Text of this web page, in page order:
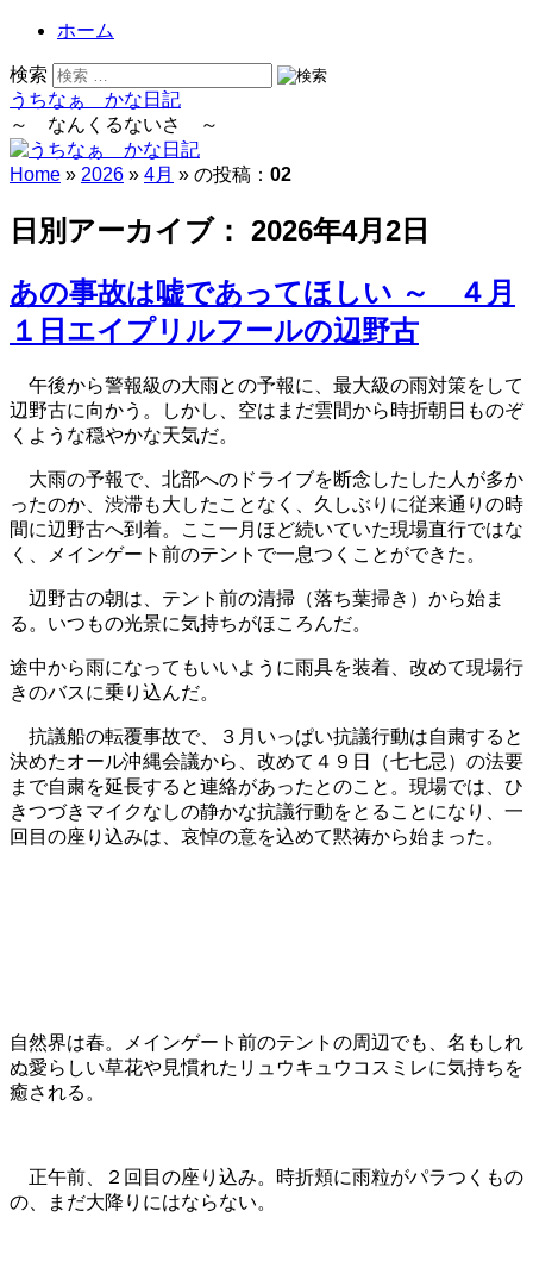
ホーム
検索
うちなぁ かな日記
～ なんくるないさ ～
Home » 2026 » 4月 » の投稿： 02
日別アーカイブ： 2026年4月2日
あの事故は嘘であってほしい ～ ４月
１日エイプリルフールの辺野古
午後から警報級の大雨との予報に、最大級の雨対策をして
辺野古に向かう。しかし、空はまだ雲間から時折朝日ものぞ
くような穏やかな天気だ。
大雨の予報で、北部へのドライブを断念したした人が多か
ったのか、渋滞も大したことなく、久しぶりに従来通りの時
間に辺野古へ到着。ここ一月ほど続いていた現場直行ではな
く、メインゲート前のテントで一息つくことができた。
辺野古の朝は、テント前の清掃（落ち葉掃き）から始ま
る。いつもの光景に気持ちがほころんだ。
途中から雨になってもいいように雨具を装着、改めて現場行
きのバスに乗り込んだ。
抗議船の転覆事故で、３月いっぱい抗議行動は自粛すると
決めたオール沖縄会議から、改めて４９日（七七忌）の法要
まで自粛を延長すると連絡があったとのこと。現場では、ひ
きつづきマイクなしの静かな抗議行動をとることになり、一
回目の座り込みは、哀悼の意を込めて黙祷から始まった。
自然界は春。メインゲート前のテントの周辺でも、名もしれ
ぬ愛らしい草花や見慣れたリュウキュウコスミレに気持ちを
癒される。
正午前、２回目の座り込み。時折頬に雨粒がパラつくもの
の、まだ大降りにはならない。